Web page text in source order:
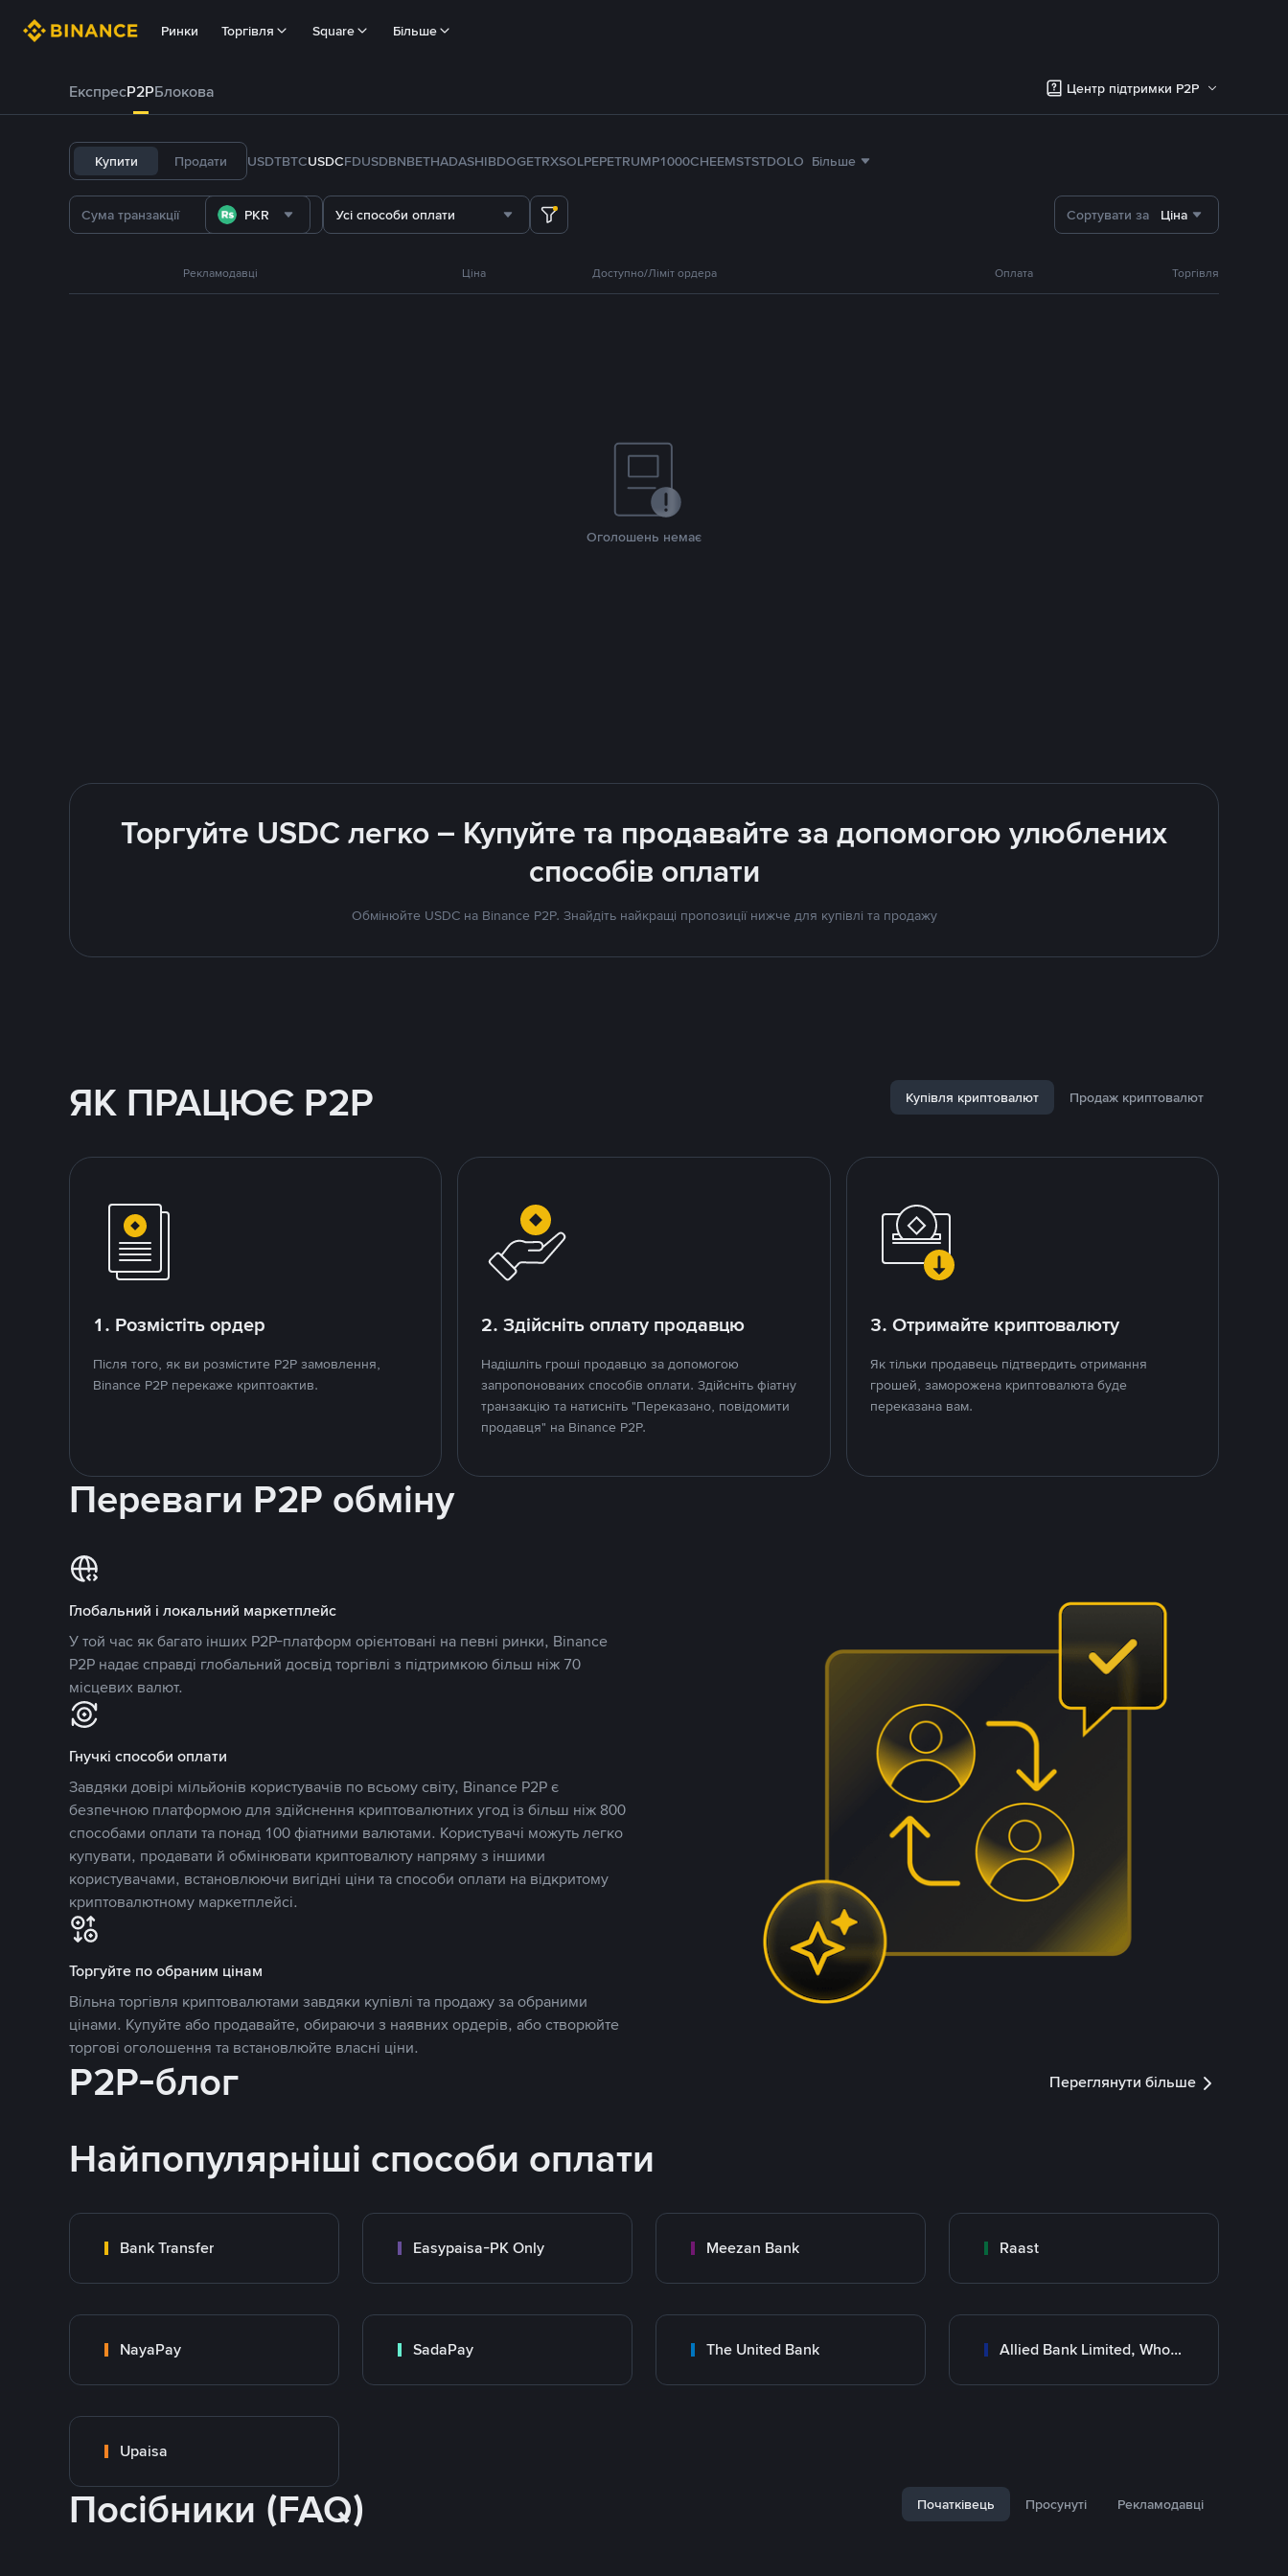
Ринки Торгівля Square Більше
ЕкспресP2PБлокова Центр підтримки P2P
Купити Продати USDTBTCUSDCFDUSDBNBETHADASHIBDOGETRXSOLPEPETRUMP1000CHEEMSTSTDOLO Більше
PKR Усі способи оплати Сортувати за Ціна
Рекламодавці Ціна Доступно/Ліміт ордера Оплата Торгівля
Оголошень немає
Торгуйте USDC легко – Купуйте та продавайте за допомогою улюблених
способів оплати
Обмінюйте USDC на Binance P2P. Знайдіть найкращі пропозиції нижче для купівлі та продажу
ЯК ПРАЦЮЄ P2P Купівля криптовалют Продаж криптовалют
1. Розмістіть ордер
Після того, як ви розмістите P2P замовлення,
Binance P2P перекаже криптоактив.
2. Здійсніть оплату продавцю
Надішліть гроші продавцю за допомогою
запропонованих способів оплати. Здійсніть фіатну
транзакцію та натисніть "Переказано, повідомити
продавця" на Binance P2P.
3. Отримайте криптовалюту
Як тільки продавець підтвердить отримання
грошей, заморожена криптовалюта буде
переказана вам.
Переваги P2P обміну
Глобальний і локальний маркетплейс
У той час як багато інших P2P-платформ орієнтовані на певні ринки, Binance
P2P надає справді глобальний досвід торгівлі з підтримкою більш ніж 70
місцевих валют.
Гнучкі способи оплати
Завдяки довірі мільйонів користувачів по всьому світу, Binance P2P є
безпечною платформою для здійснення криптовалютних угод із більш ніж 800
способами оплати та понад 100 фіатними валютами. Користувачі можуть легко
купувати, продавати й обмінювати криптовалюту напряму з іншими
користувачами, встановлюючи вигідні ціни та способи оплати на відкритому
криптовалютному маркетплейсі.
Торгуйте по обраним цінам
Вільна торгівля криптовалютами завдяки купівлі та продажу за обраними
цінами. Купуйте або продавайте, обираючи з наявних ордерів, або створюйте
торгові оголошення та встановлюйте власні ціни.
P2P-блог Переглянути більше
Найпопулярніші способи оплати
Bank Transfer Easypaisa-PK Only Meezan Bank Raast
NayaPay SadaPay The United Bank Allied Bank Limited, Wholesale Branch
Upaisa
Посібники (FAQ) Початківець Просунуті Рекламодавці